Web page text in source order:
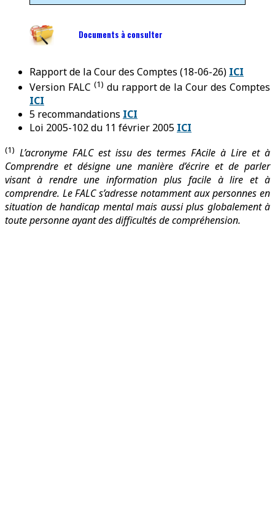
Documents à consulter
Rapport de la Cour des Comptes (18-06-26) ICI
Version FALC (1) du rapport de la Cour des Comptes
ICI
5 recommandations ICI
Loi 2005-102 du 11 février 2005 ICI
(1) L’acronyme FALC est issu des termes FAcile à Lire et à
Comprendre et désigne une manière d’écrire et de parler
visant à rendre une information plus facile à lire et à
comprendre. Le FALC s’adresse notamment aux personnes en
situation de handicap mental mais aussi plus globalement à
toute personne ayant des difficultés de compréhension.